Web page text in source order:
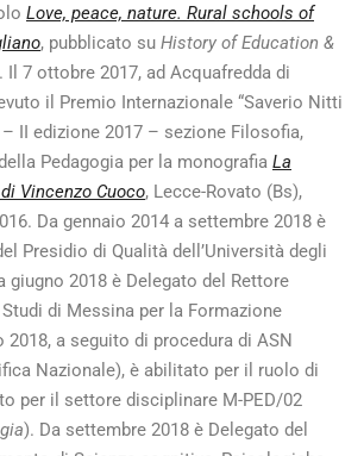
Love, peace, nature. Rural schools of
, pubblicato su History of Education &
. Il 7 ottobre 2017, ad Acquafredda di
il Premio Internazionale “Saverio Nitti
II edizione 2017 – sezione Filosofia,
Pedagogia per la monografia La
Vincenzo Cuoco, Lecce-Rovato (Bs),
Da gennaio 2014 a settembre 2018 è
Presidio di Qualità dell’Università degli
giugno 2018 è Delegato del Rettore
di Messina per la Formazione
2018, a seguito di procedura di ASN
Nazionale), è abilitato per il ruolo di
per il settore disciplinare M-PED/02
). Da settembre 2018 è Delegato del